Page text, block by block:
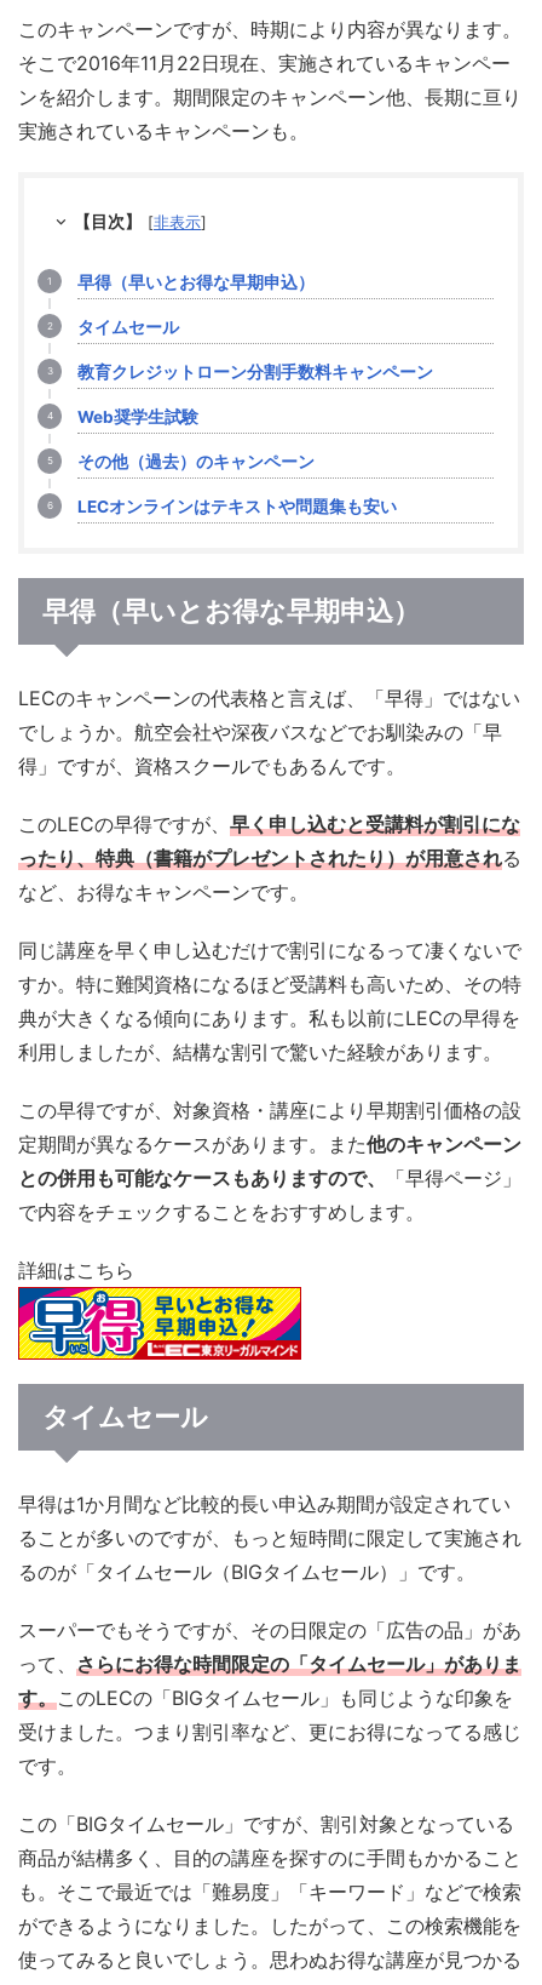
このキャンペーンですが、時期により内容が異なります。
そこで2016年11月22日現在、実施されているキャンペー
ンを紹介します。期間限定のキャンペーン他、長期に亘り
実施されているキャンペーンも。
【目次】 [非表示]
早得（早いとお得な早期申込）
タイムセール
教育クレジットローン分割手数料キャンペーン
Web奨学生試験
その他（過去）のキャンペーン
LECオンラインはテキストや問題集も安い
早得（早いとお得な早期申込）
LECのキャンペーンの代表格と言えば、「早得」ではない
でしょうか。航空会社や深夜バスなどでお馴染みの「早
得」ですが、資格スクールでもあるんです。
このLECの早得ですが、 早く申し込むと受講料が割引にな
ったり、特典（書籍がプレゼントされたり）が用意される
など、お得なキャンペーンです。
同じ講座を早く申し込むだけで割引になるって凄くないで
すか。特に難関資格になるほど受講料も高いため、その特
典が大きくなる傾向にあります。私も以前にLECの早得を
利用しましたが、結構な割引で驚いた経験があります。
この早得ですが、対象資格・講座により早期割引価格の設
定期間が異なるケースがあります。また他のキャンペーン
との併用も可能なケースもありますので、
「早得ページ」
で内容をチェックすることをおすすめします。
詳細はこちら
タイムセール
早得は1か月間など比較的長い申込み期間が設定されてい
ることが多いのですが、もっと短時間に限定して実施され
るのが「タイムセール（BIGタイムセール）」です。
スーパーでもそうですが、その日限定の「広告の品」があ
って、 さらにお得な時間限定の「タイムセール」がありま
す。このLECの「BIGタイムセール」も同じような印象を
受けました。つまり割引率など、更にお得になってる感じ
です。
この「BIGタイムセール」ですが、割引対象となっている
商品が結構多く、目的の講座を探すのに手間もかかること
も。そこで最近では「難易度」「キーワード」などで検索
ができるようになりました。したがって、この検索機能を
使ってみると良いでしょう。思わぬお得な講座が見つかる